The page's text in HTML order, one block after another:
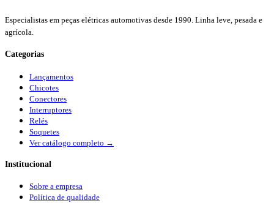
Especialistas em peças elétricas automotivas desde 1990. Linha leve, pesada e
agrícola.
Categorias
Lançamentos
Chicotes
Conectores
Interruptores
Relés
Soquetes
Ver catálogo completo →
Institucional
Sobre a empresa
Política de qualidade